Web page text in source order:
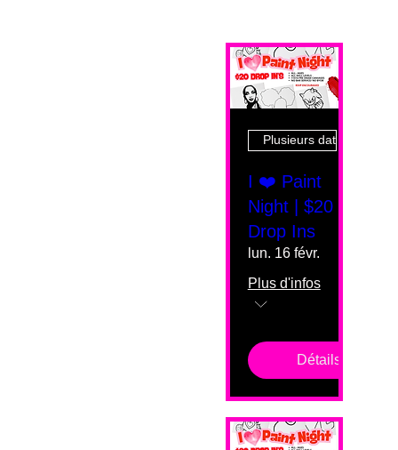
Plusieurs dates
I ❤️ Paint
Night | $20
Drop Ins
lun. 16 févr.
Plus d'infos
Détails